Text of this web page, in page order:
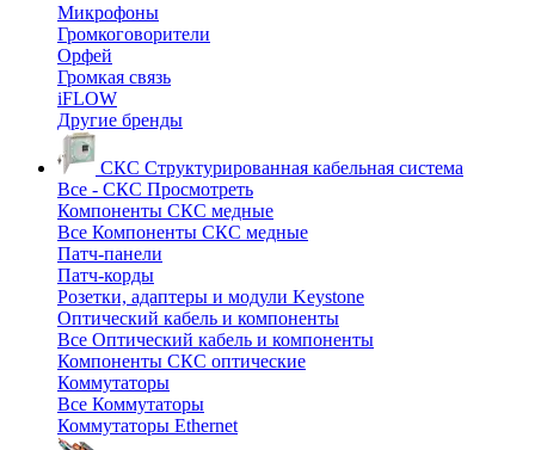
Микрофоны
Громкоговорители
Орфей
Громкая связь
iFLOW
Другие бренды
СКС Структурированная кабельная система
Все - СКС Просмотреть
Компоненты СКС медные
Все Компоненты СКС медные
Патч-панели
Патч-корды
Розетки, адаптеры и модули Keystone
Оптический кабель и компоненты
Все Оптический кабель и компоненты
Компоненты СКС оптические
Коммутаторы
Все Коммутаторы
Коммутаторы Ethernet